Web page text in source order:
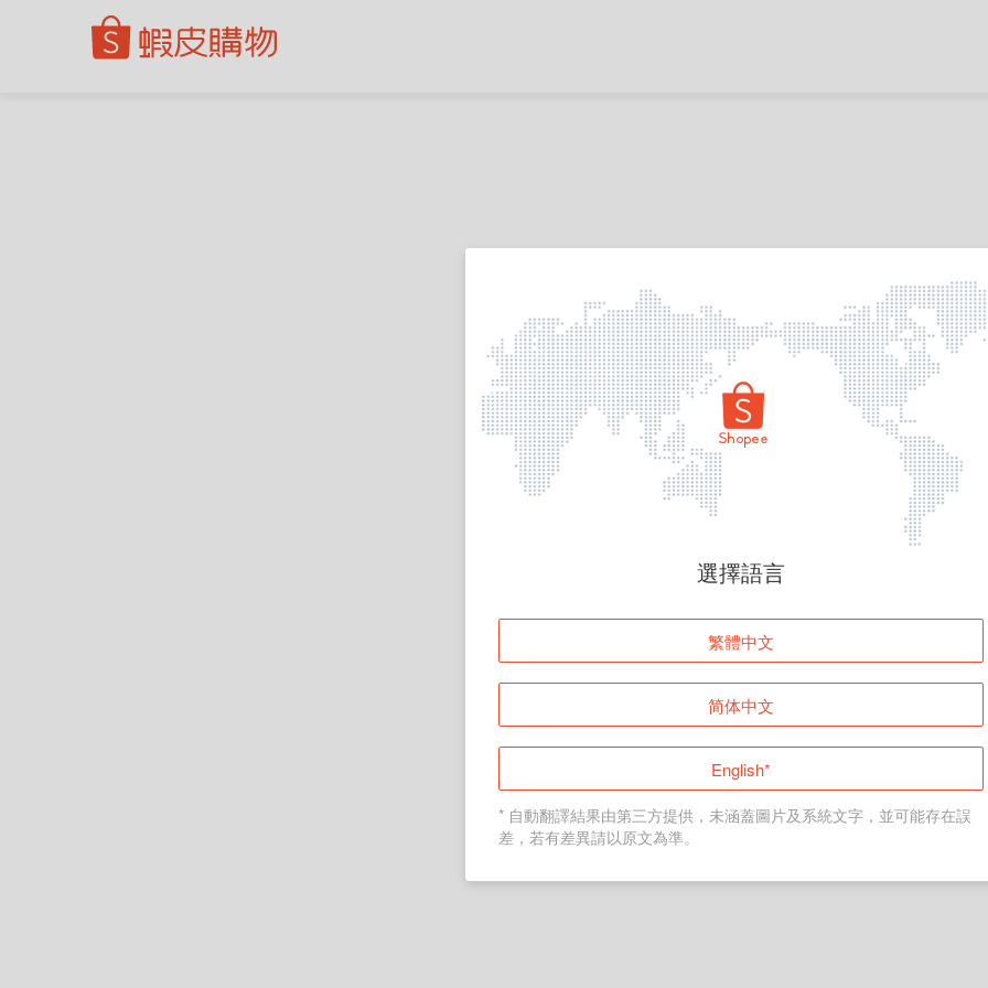
頁面無法顯示
登入
返回首頁
選擇語言
繁體中文
简体中文
English*
* 自動翻譯結果由第三方提供，未涵蓋圖片及系統文字，並可能存在誤
差，若有差異請以原文為準。